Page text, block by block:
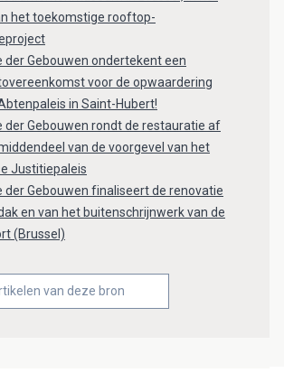
het toekomstige rooftop-
der Gebouwen ondertekent een
voor de opwaardering
in Saint-Hubert!
der Gebouwen rondt de restauratie af
van de voorgevel van het
Justitiepaleis
der Gebouwen finaliseert de renovatie
en van het buitenschrijnwerk van de
(Brussel)
van deze bron